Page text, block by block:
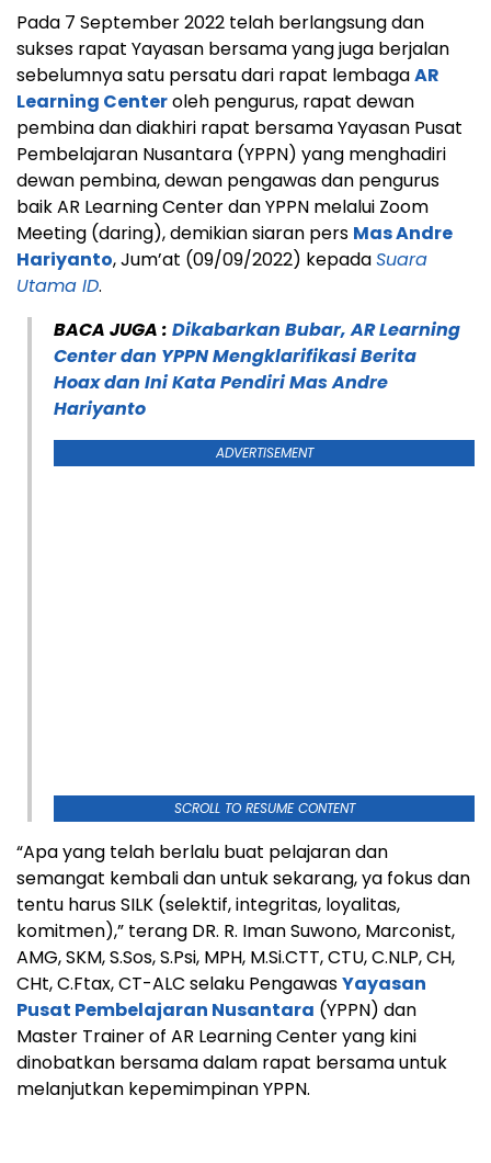
Pada 7 September 2022 telah berlangsung dan
sukses rapat Yayasan bersama yang juga berjalan
sebelumnya satu persatu dari rapat lembagaAR
Learning Centeroleh pengurus, rapat dewan
pembina dan diakhiri rapat bersama Yayasan Pusat
Pembelajaran Nusantara (YPPN) yang menghadiri
dewan pembina, dewan pengawas dan pengurus
baik AR Learning Center dan YPPN melalui Zoom
Meeting (daring), demikian siaran pers Mas Andre
Hariyanto, Jum’at (09/09/2022) kepadaSuara
Utama ID.
BACA JUGA : Dikabarkan Bubar, AR Learning
Center dan YPPN Mengklarifikasi Berita
Hoax dan Ini Kata Pendiri Mas Andre
Hariyanto
ADVERTISEMENT
SCROLL TO RESUME CONTENT
“Apa yang telah berlalu buat pelajaran dan
semangat kembali dan untuk sekarang, ya fokus dan
tentu harus SILK (selektif, integritas, loyalitas,
komitmen),” terang DR. R. Iman Suwono, Marconist,
AMG, SKM, S.Sos, S.Psi, MPH, M.Si.CTT, CTU, C.NLP, CH,
CHt, C.Ftax, CT-ALC selaku PengawasYayasan
Pusat Pembelajaran Nusantara (YPPN) dan
Master Trainer of AR Learning Center yang kini
dinobatkan bersama dalam rapat bersama untuk
melanjutkan kepemimpinan YPPN.